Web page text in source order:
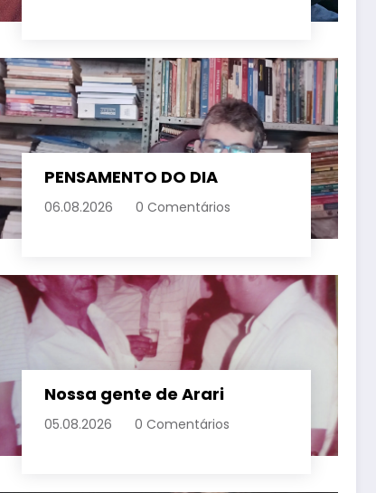
PENSAMENTO DO DIA
06.08.2026 0 Comentários
Nossa gente de Arari
05.08.2026 0 Comentários